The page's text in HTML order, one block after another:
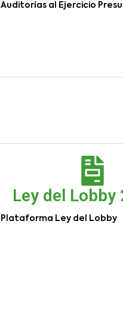
Auditorías al Ejercicio
Ley del Lobby
Plataforma Ley del Lobby